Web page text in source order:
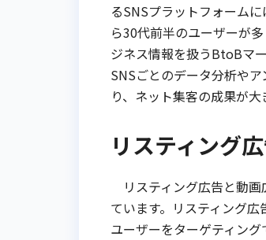
るSNSプラットフォーム
ら30代前半のユーザーが
ジネス情報を扱うBtoBマ
SNSごとのデータ分析や
り、ネット集客の成果が大
リスティング
リスティング広告と動画
ています。リスティング
ユーザーをターゲティン